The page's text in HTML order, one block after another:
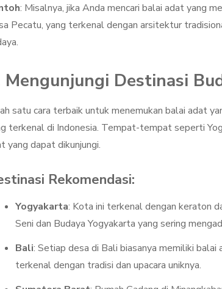
: Misalnya, jika Anda mencari balai adat yang
Pecatu, yang terkenal dengan arsitektur
Mengunjungi Destinasi
satu cara terbaik untuk menemukan balai adat
terkenal di Indonesia. Tempat-tempat seperti
yang dapat dikunjungi.
Rekomendasi:
Yogyakarta: Kota ini terkenal dengan keraton
Seni dan Budaya Yogyakarta yang sering
Bali: Setiap desa di Bali biasanya memiliki
terkenal dengan tradisi dan upacara uniknya.